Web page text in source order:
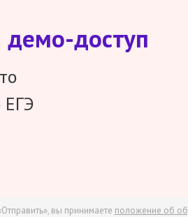
доступ
ЕГЭ
вы принимаете положение об